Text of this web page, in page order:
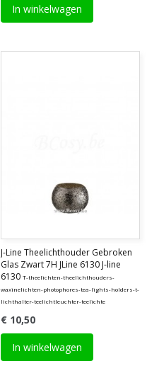
In winkelwagen
J-Line Theelichthouder Gebroken
Glas Zwart 7H JLine 6130 J-line
6130 T-theelichten-theelichthouders-
waxinelichten-photophores-tea-lights-holders-t-
lichthalter-teelichtleuchter-teelichte
€ 10,50
In winkelwagen